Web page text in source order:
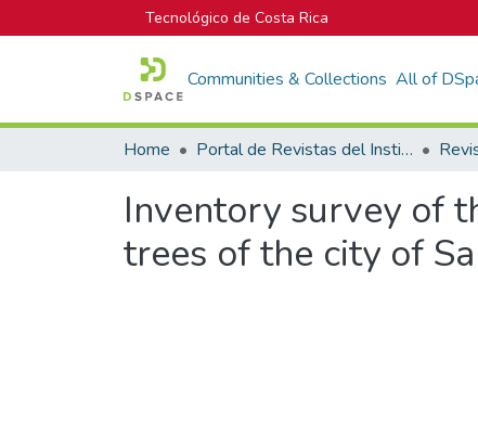
Tecnológico de Costa Rica
Communities & Collections All of
Home Portal de Revistas del Instituto Tecnológico de Costa Rica
Inventory survey of
trees of the city of